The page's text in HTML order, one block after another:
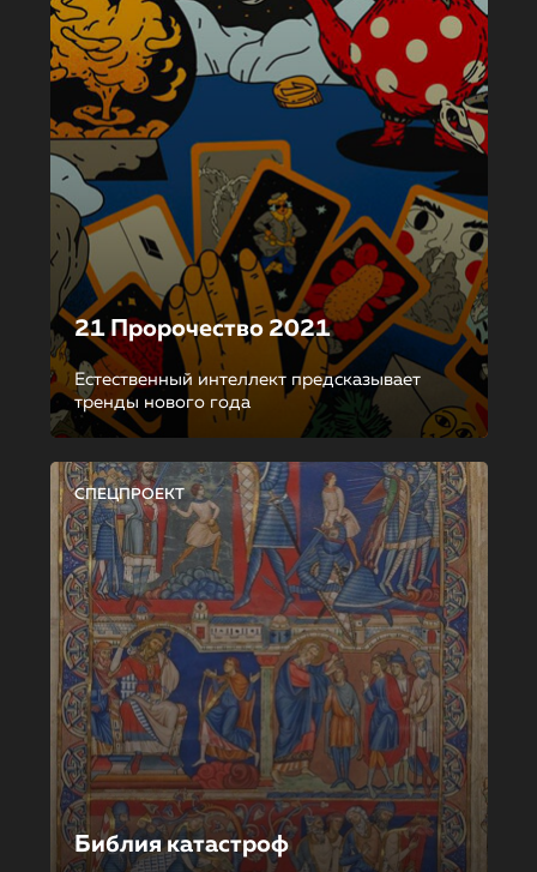
21 Пророчество 2021
Естественный интеллект предсказывает
тренды нового года
СПЕЦПРОЕКТ
Библия катастроф